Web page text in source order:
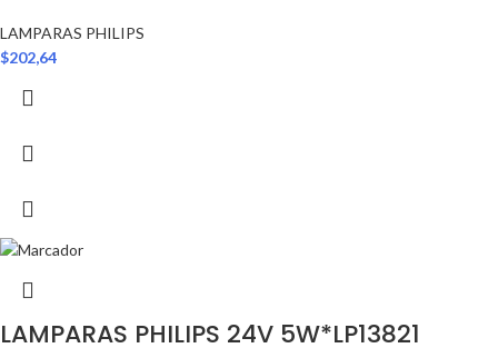
LAMPARAS PHILIPS
$202,64
LAMPARAS PHILIPS 24V 5W*LP13821